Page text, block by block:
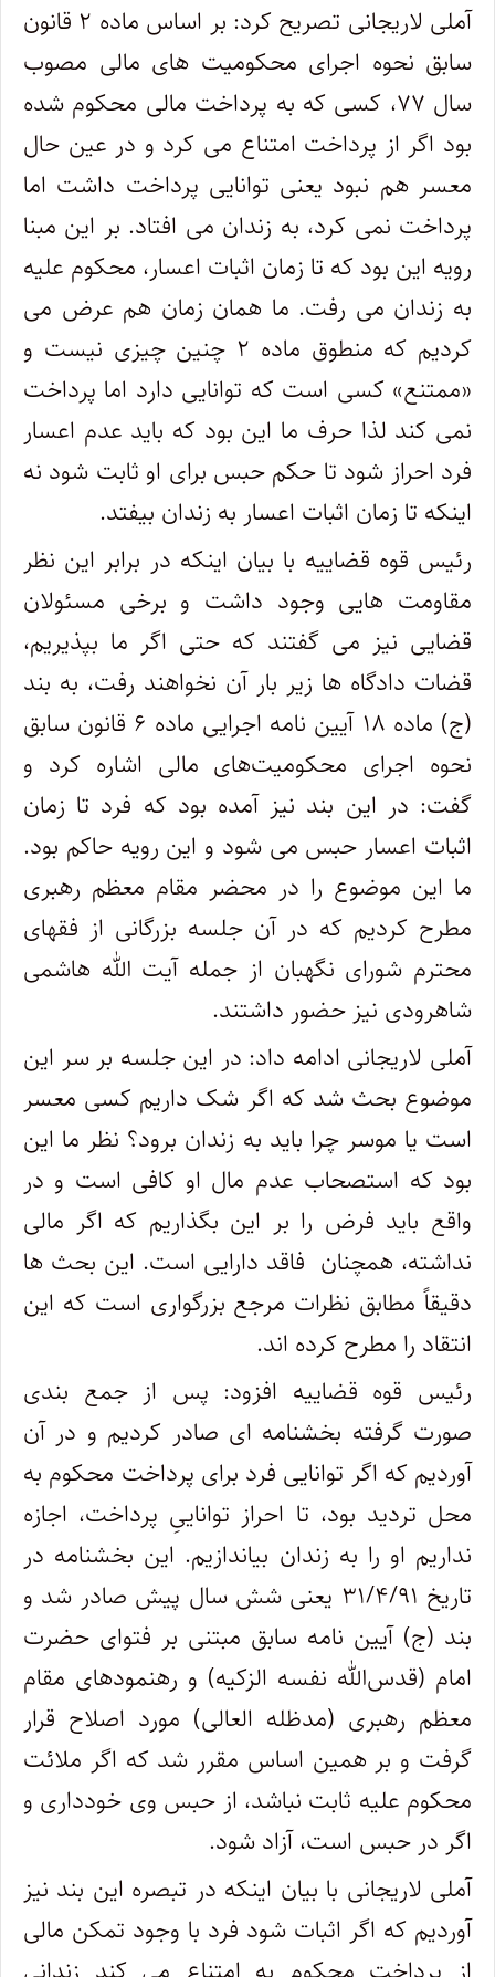
آملی لاریجانی تصریح کرد: بر اساس ماده ۲ قانون
سابق نحوه اجرای محکومیت های مالی مصوب
سال ۷۷، کسی که به پرداخت مالی محکوم شده
بود اگر از پرداخت امتناع می کرد و در عین حال
معسر هم نبود یعنی توانایی پرداخت داشت اما
پرداخت نمی کرد، به زندان می افتاد. بر این مبنا
رویه این بود که تا زمان اثبات اعسار، محکوم علیه
به زندان می رفت. ما همان زمان هم عرض می
کردیم که منطوق ماده ۲ چنین چیزی نیست و
«ممتنع» کسی است که توانایی دارد اما پرداخت
نمی کند لذا حرف ما این بود که باید عدم اعسار
فرد احراز شود تا حکم حبس برای او ثابت شود نه
اینکه تا زمان اثبات اعسار به زندان بیفتد.
رئیس قوه قضاییه با بیان اینکه در برابر این نظر
مقاومت هایی وجود داشت و برخی مسئولان
قضایی نیز می گفتند که حتی اگر ما بپذیریم،
قضات دادگاه ها زیر بار آن نخواهند رفت، به بند
(ج) ماده ۱۸ آیین نامه اجرایی ماده ۶ قانون سابق
نحوه اجرای محکومیت‌های مالی اشاره کرد و
گفت: در این بند نیز آمده بود که فرد تا زمان
اثبات اعسار حبس می شود و این رویه حاکم بود.
ما این موضوع را در محضر مقام معظم رهبری
مطرح کردیم که در آن جلسه بزرگانی از فقهای
محترم شورای نگهبان از جمله آیت الله هاشمی
شاهرودی نیز حضور داشتند.
آملی لاریجانی ادامه داد: در این جلسه بر سر این
موضوع بحث شد که اگر شک داریم کسی معسر
است یا موسر چرا باید به زندان برود؟ نظر ما این
بود که استصحاب عدم مال او کافی است و در
واقع باید فرض را بر این بگذاریم که اگر مالی
نداشته، همچنان فاقد دارایی است. این بحث ها
دقیقاً مطابق نظرات مرجع بزرگواری است که این
انتقاد را مطرح کرده اند.
رئیس قوه قضاییه افزود: پس از جمع بندی
صورت گرفته بخشنامه ای صادر کردیم و در آن
آوردیم که اگر توانایی فرد برای پرداخت محکوم به
محل تردید بود، تا احراز تواناییِ پرداخت، اجازه
نداریم او را به زندان بیاندازیم. این بخشنامه در
تاریخ ۳۱/۴/۹۱ یعنی شش سال پیش صادر شد و
بند (ج) آیین نامه سابق مبتنی بر فتوای حضرت
امام (قدس‌الله نفسه الزکیه) و رهنمودهای مقام
معظم رهبری (مدظله العالی) مورد اصلاح قرار
گرفت و بر همین اساس مقرر شد که اگر ملائت
محکوم علیه ثابت نباشد، از حبس وی خودداری و
اگر در حبس است، آزاد شود.
آملی لاریجانی با بیان اینکه در تبصره این بند نیز
آوردیم که اگر اثبات شود فرد با وجود تمکن مالی